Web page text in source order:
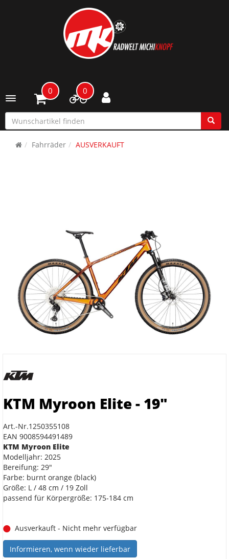
Toggle navigation
0 0
Fahrräder AUSVERKAUFT
KTM Myroon Elite - 19"
Art.-Nr.1250355108
EAN 9008594491489
KTM Myroon Elite
Modelljahr: 2025
Bereifung: 29"
Farbe: burnt orange (black)
Größe: L / 48 cm / 19 Zoll
passend für Körpergröße: 175-184 cm
Ausverkauft - Nicht mehr verfügbar
Informieren, wenn wieder lieferbar